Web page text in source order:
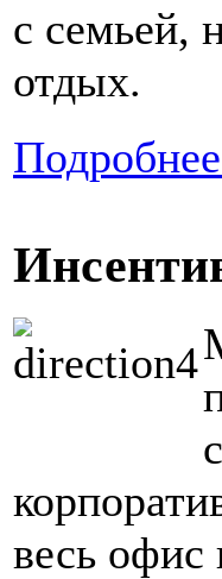
с семьей,
отдых.
весь офис